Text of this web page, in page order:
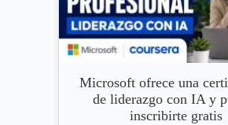
Microsoft ofrece una
de liderazgo con IA y
inscribirte gratis